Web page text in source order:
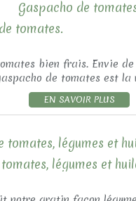
Gaspacho de
bien frais. Envie
de tomates est la
EN SAVOIR PLUS
tomates, légumes et